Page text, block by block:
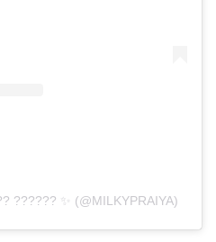
?????? ✨ (@MILKYPRAIYA)